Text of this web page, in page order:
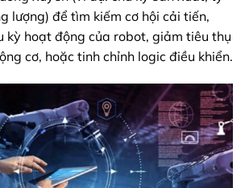
lượng) để tìm kiếm cơ hội cải tiến,
kỳ hoạt động của robot, giảm tiêu thụ
cơ, hoặc tinh chỉnh logic điều khiển.